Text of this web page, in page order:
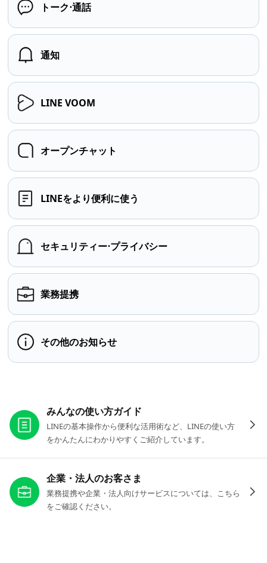
トーク⋅通話
通知
LINE VOOM
オープンチャット
LINEをより便利に使う
セキュリティー⋅プライバシー
業務提携
その他のお知らせ
みんなの使い方ガイド
LINEの基本操作から便利な活用術など、LINEの使い方
をかんたんにわかりやすくご紹介しています。
企業・法人のお客さま
業務提携や企業・法人向けサービスについては、こちら
をご確認ください。